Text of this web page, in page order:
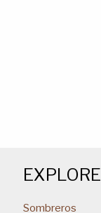
EXPLORE
Sombreros